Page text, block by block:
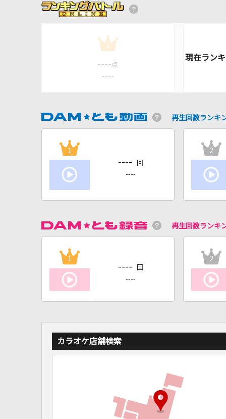
1
---- 点
----
再生回数ランキ
1
---- 回
----
2
再生回数ランキ
1
---- 回
----
2
カラオケ店舗検索